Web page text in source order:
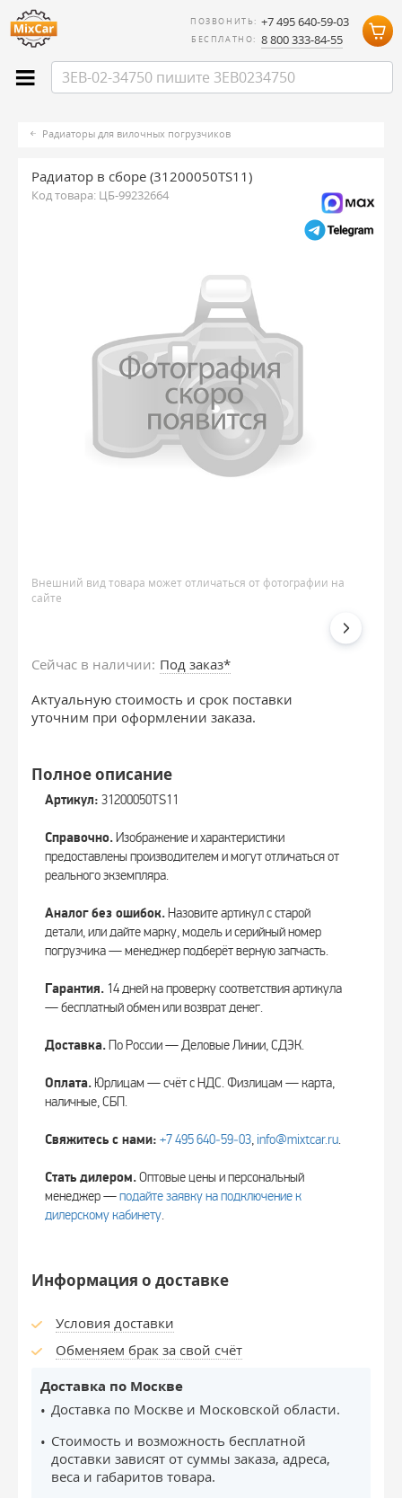
ПОЗВОНИТЬ: +7 495 640-59-03
БЕСПЛАТНО: 8 800 333-84-55
Радиаторы для вилочных погрузчиков
Радиатор в сборе (31200050TS11)
Код товара: ЦБ-99232664
Внешний вид товара может отличаться от фотографии на
сайте
Сейчас в наличии: Под заказ*
Актуальную стоимость и срок поставки
уточним при оформлении заказа.
Полное описание
Артикул: 31200050TS11
Справочно.Изображение и характеристики
предоставлены производителем и могут отличаться от
реального экземпляра.
Аналог без ошибок.Назовите артикул с старой
детали, или дайте марку, модель и серийный номер
погрузчика — менеджер подберёт верную запчасть.
Гарантия. 14 дней на проверку соответствия артикула
— бесплатный обмен или возврат денег.
Доставка.По России — Деловые Линии, СДЭК.
Оплата. Юрлицам — счёт с НДС. Физлицам — карта,
наличные, СБП.
Свяжитесь с нами: +7 495 640‑59‑03, info@mixtcar.ru.
Стать дилером.Оптовые цены и персональный
менеджер —подайте заявку на подключение к
дилерскому кабинету.
Информация о доставке
Условия доставки
Обменяем брак за свой счёт
Доставка по Москве
Доставка по Москве и Московской области.
Стоимость и возможность бесплатной
доставки зависят от суммы заказа, адреса,
веса и габаритов товара.